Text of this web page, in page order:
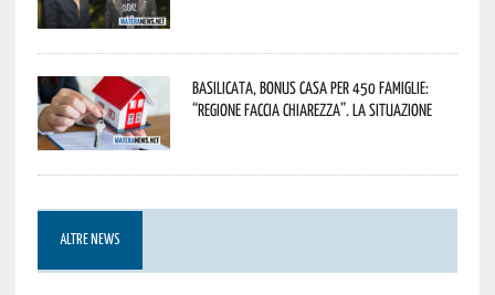
Basilicata, Bonus casa per 450 famiglie:
“Regione faccia chiarezza”. La situazione
ALTRE NEWS